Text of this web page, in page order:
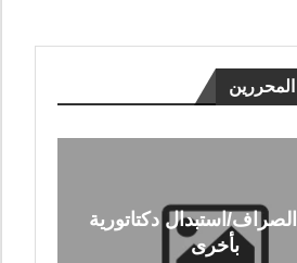
المحررين
استبدال دكتاتورية
بأخرى